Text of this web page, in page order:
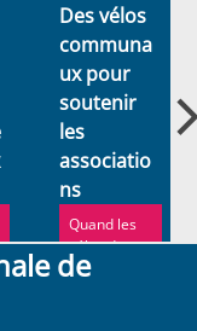
Des vélos
communa
ux pour
soutenir
les
associatio
ns
Quand les
vélos de
service
de